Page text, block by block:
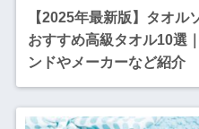
【2025年最新版】タオル
おすすめ高級タオル10選
ンドやメーカーなど紹介